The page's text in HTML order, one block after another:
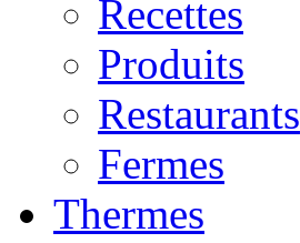
Recettes
Produits
Restaurants
Fermes
Thermes